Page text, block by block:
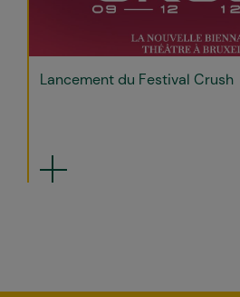
Lancement du Festival Crush